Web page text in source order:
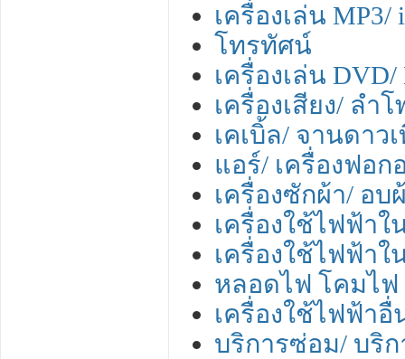
เครื่องเล่น MP3/
โทรทัศน์
เครื่องเล่น DVD/
เครื่องเสียง/ ลำโ
เคเบิ้ล/ จานดาว
แอร์/ เครื่องฟอก
เครื่องซักผ้า/ อบ
เครื่องใช้ไฟฟ้าใ
เครื่องใช้ไฟฟ้าใ
หลอดไฟ โคมไฟ
เครื่องใช้ไฟฟ้าอื่
บริการซ่อม/ บริ